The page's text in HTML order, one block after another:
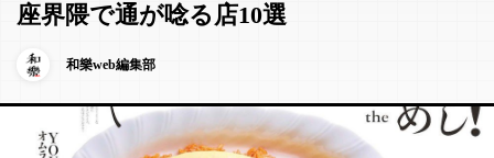
座界隈で通が唸る店10選
和樂web編集部